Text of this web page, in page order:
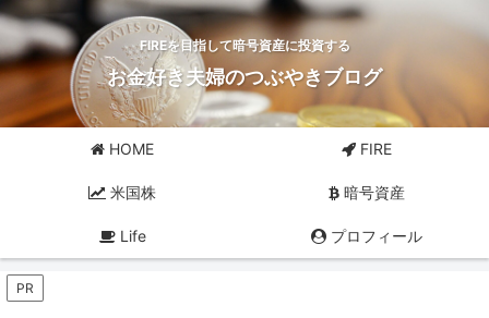
FIREを目指して暗号資産に投資する
お金好き夫婦のつぶやきブログ
HOME FIRE
米国株 暗号資産
Life プロフィール
PR